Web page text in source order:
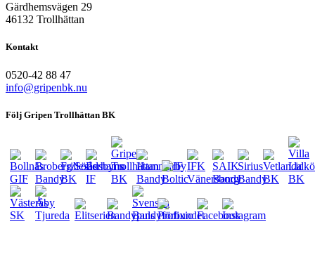
Gärdhemsvägen 29
46132 Trollhättan
Kontakt
0520-42 88 47
info@gripenbk.nu
Följ Gripen Trollhättan BK